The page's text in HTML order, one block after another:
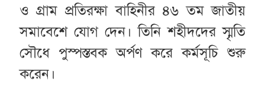
ও গ্রাম প্রতিরক্ষা বাহিনীর ৪৬ তম জাতীয়
সমাবেশে যোগ দেন। তিনি শহীদদের স্মৃতি
সৌধে পুস্পস্তবক অর্পণ করে কর্মসূচি শুরু
করেন।